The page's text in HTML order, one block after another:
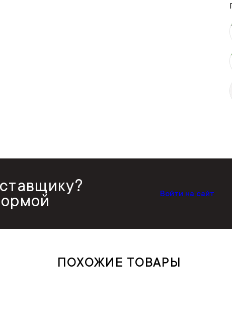
Войти на сайт
ПОХОЖИЕ ТОВАРЫ